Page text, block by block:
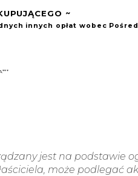
~
innych opłat wobec
jest na podstawie
może podlegać